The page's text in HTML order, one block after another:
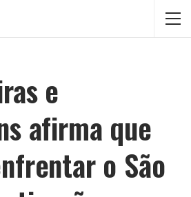
e
afirma que
o São